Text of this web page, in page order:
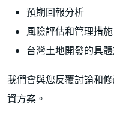
預期回報分析
風險評估和管理措施
台灣土地開發的具體
我們會與您反覆討論和
資方案。